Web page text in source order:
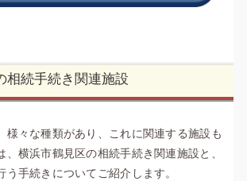
相続手続き関連施設
様々な種類があり、これに関連する施設も
、横浜市鶴見区の相続手続き関連施設と、
う手続きについてご紹介します。